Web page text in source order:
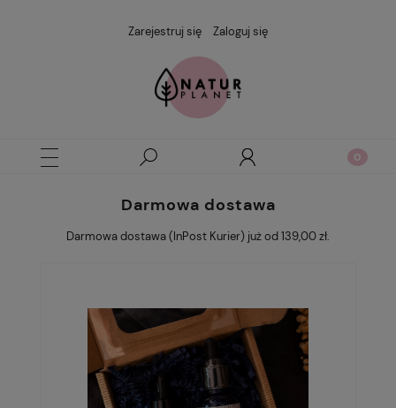
Zarejestruj się Zaloguj się
Darmowa dostawa
Darmowa dostawa (InPost Kurier) już od 139,00 zł.